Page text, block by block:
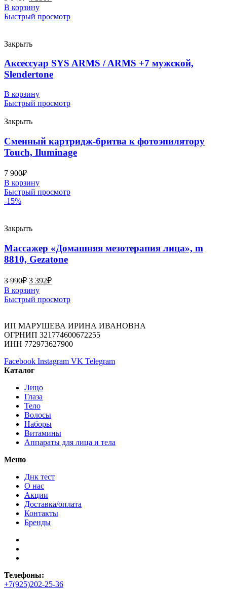
В корзину
Быстрый просмотр
Закрыть
Аксессуар SYS ARMS / ARMS +7 мужской,
Slendertone
В корзину
Быстрый просмотр
Закрыть
Сменный картридж-бритва к фотоэпилятору
Touch, Iluminage
7 900₽
В корзину
Быстрый просмотр
-15%
Закрыть
Массажер «Домашняя мезотерапия лица», m
8810, Gezatone
3 990₽ 3 392₽
В корзину
Быстрый просмотр
ИП МАРУШЕВА ИРИНА ИВАНОВНА
ОГРНИП 321774600672255
ИНН 772973627900
Facebook Instagram VK Telegram
Каталог
Лицо
Глаза
Тело
Волосы
Наборы
Витамины
Аппараты для лица и тела
Меню
Днк тест
О нас
Акции
Доставка/оплата
Контакты
Бренды
Телефоны:
+7(925)202-25-36